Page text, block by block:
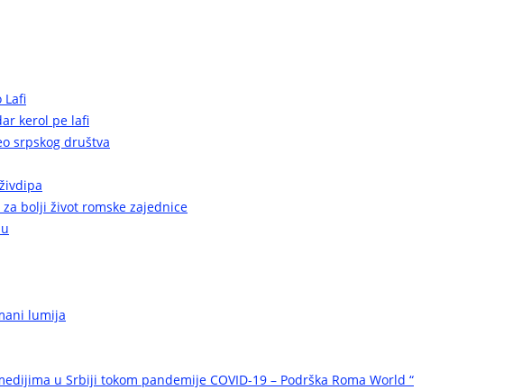
Lafi
kerol pe lafi
srpskog društva
bolji život romske zajednice
lumija
u Srbiji tokom pandemije COVID-19 – Podrška Roma World “